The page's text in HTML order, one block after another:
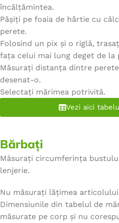
încălțămintea.
Pășiți pe foaia de hârtie cu
perete.
Folosind un pix și o riglă,
fața celui mai lung deget de la
Măsurați distanța dintre
desenat-o.
Selectați mărimea potrivită.
Vezi aici
Bărbați
Măsurați circumferința
lenjerie.
Nu măsurați lățimea
Dimensiunile din tabelul de
măsurate pe corp și nu